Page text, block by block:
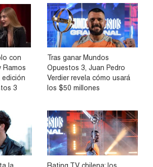
con
Ramos
edición
3
Tras ganar Mundos
Opuestos 3, Juan Pedro
Verdier revela cómo usará
los $50 millones
la Rating TV chilena: los